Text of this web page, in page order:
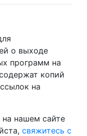
о выходе
программ на
копий
на
на нашем сайте
свяжитесь с